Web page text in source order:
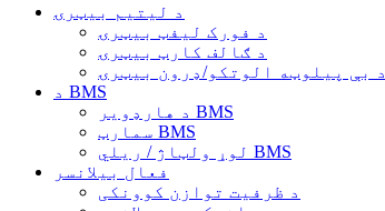
د لیتیم بیټرۍ
د فورک لیفټ بیټرۍ
د ګالف کارټ بیټرۍ
د بې پیلوټه الوتکو/ډرون بیټرۍ
د BMS
د هارډویر BMS
سمارټ BMS
لوړ ولټاژ / ریلي BMS
فعال بیلانسر
د ظرفیت توازن کوونکی